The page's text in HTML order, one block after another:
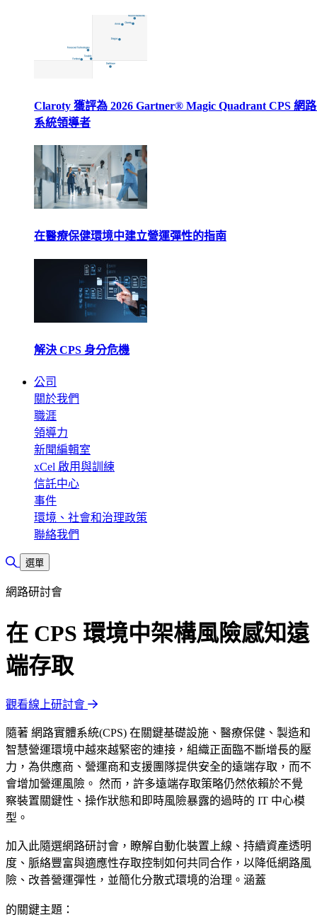
Claroty 獲評為 2026 Gartner® Magic Quadrant CPS 網
系統領導者
在醫療保健環境中建立營運彈性的指南
解決 CPS 身分危機
公司
關於我們
職涯
領導力
新聞編輯室
xCel 啟用與訓練
信託中心
事件
環境、社會和治理政策
聯絡我們
切換搜尋
選單
網路研討會
在 CPS 環境中架構風險感知遠
端存取
觀看線上研討會
隨著 網路實體系統(CPS) 在關鍵基礎設施、醫療保健、製造和
智慧營運環境中越來越緊密的連接，組織正面臨不斷增長的壓
力，為供應商、營運商和支援團隊提供安全的遠端存取，而不
會增加營運風險。 然而，許多遠端存取策略仍然依賴於不覺
察裝置關鍵性、操作狀態和即時風險暴露的過時的 IT 中心模
型。
加入此隨選網路研討會，瞭解自動化裝置上線、持續資產透明
度、脈絡豐富與適應性存取控制如何共同合作，以降低網路風
險、改善營運彈性，並簡化分散式環境的治理。涵蓋
的關鍵主題：